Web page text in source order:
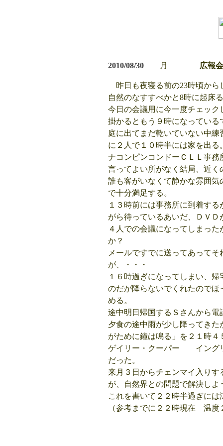
2010/08/30 月 広報
昨日も夜寝る前の23時頃から
自然のなすすべかと8時に起床
今日の会議用に今一度チェッ
掛かるともう９時になっている
庭に出てまだ乾いていない中
に２人で１０時半には家を出る
ナコンピンコンドーＣＬＬ事
言ってよい所がなく結局、近
誰も客がいなくて静かな雰囲
で十分満足する。
１３時前には事務所に到着す
がら待っているあいだ、ＤＶ
４人での会議になってしまっ
か？
メールですでに送ってあって
が、・・・
１６時過ぎになってしまい、
のだが降らないでくれたので
める。
途中明日帰国するＳさんから
夕食の途中雨が少し降ってき
がために鐘は鳴る」を２１時４
ゲイリー・クーパー イング
だった。
来月３日からチェンマイ入り
が、自然界との問題で解決し
これを書いて２２時半過ぎに
（参考までに２２時現在 温